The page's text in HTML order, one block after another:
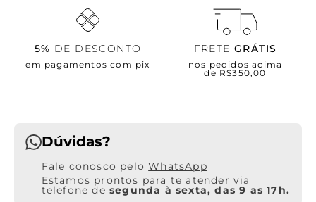
5% DE DESCONTO
em pagamentos com pix
FRETE GRÁTIS
nos pedidos acima
de R$350,00
Dúvidas?
WhatsApp
Estamos prontos para te atender via
telefone de segunda à sexta, das 9 as 17h.